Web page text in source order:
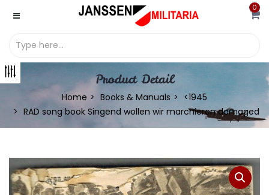
0
Product Detail
Home Books & Manuals
<1945
RAD song book Singend wollen wir marchieren damaged